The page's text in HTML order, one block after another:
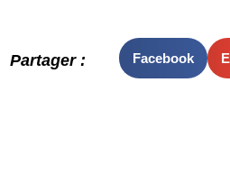
Partager : Facebook